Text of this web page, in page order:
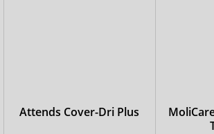
Attends Cover-Dri Plus